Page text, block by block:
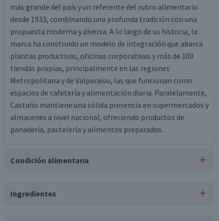
más grande del país y un referente del rubro alimentario
desde 1933, combinando una profunda tradición con una
propuesta moderna y diversa. A lo largo de su historia, la
marca ha construido un modelo de integración que abarca
plantas productivas, oficinas corporativas y más de 100
tiendas propias, principalmente en las regiones
Metropolitana y de Valparaíso, las que funcionan como
espacios de cafetería y alimentación diaria. Paralelamente,
Castaño mantiene una sólida presencia en supermercados y
almacenes a nivel nacional, ofreciendo productos de
panadería, pastelería y alimentos preparados.
Condición alimentaria
Ingredientes